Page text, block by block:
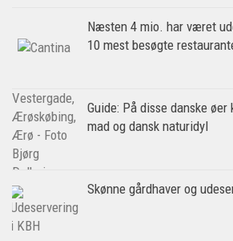
Næsten 4 mio. har været
10 mest besøgte
Guide: På disse danske
mad og dansk naturidyl
Skønne gårdhaver og